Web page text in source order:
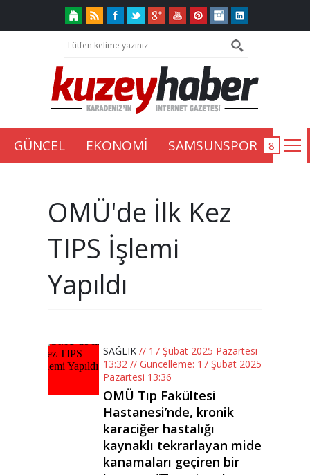
GÜNCEL EKONOMİ SAMSUNSPOR
OMÜ'de İlk Kez
TIPS İşlemi
Yapıldı
SAĞLIK // 17 Şubat 2025 Pazartesi
13:32 // Güncelleme: 17 Şubat 2025
Pazartesi 13:36
OMÜ Tıp Fakültesi
Hastanesi’nde, kronik
karaciğer hastalığı
kaynaklı tekrarlayan mide
kanamaları geçiren bir